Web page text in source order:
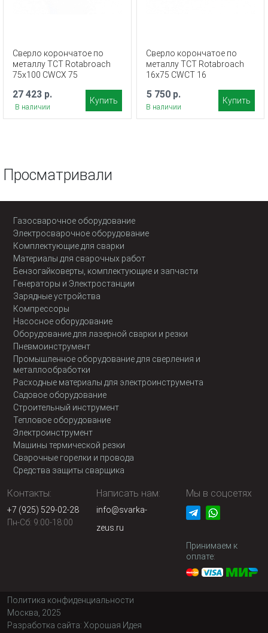
Сверло корончатое по
металлу TCT Rotabroach
75х100 CWCX 75
27 423 р.
В наличии
Купить
Сверло корончатое по
металлу TCT Rotabroach
16х75 CWCT 16
5 750 р.
В наличии
Купить
Просматривали
Газосварочное оборудование
Электросварочное оборудование
Комплектующие для сварки
Материалы для сварочных работ
Бензогайковерты, комплектующие и запчасти
Генераторы и Электростанции
Зарядные устройства
Компрессоры
Насосное оборудование
Оборудование для лазерной сварки и резки
Пневмоинструмент
Промышленное оборудование для сверления и
металлообработки
Расходные материалы для электроинструмента
Садовое оборудование
Строительный инструмент
Тепловое оборудование
Электроинструмент
Машины термической резки
Сварочные горелки и провода
Средства защиты сварщика
Контакты:
+7 (925) 529-02-28
Пн-Сб: 9:00-18:00
Написать нам:
info@svarka-
zeus.ru
Мы в соцсетях
Принимаем к
оплате:
Политика конфиденциальности
Москва, 2025
Разработка сайта: Хорошая Идея